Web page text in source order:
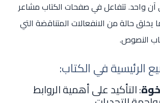
آن واحد. تتفاعل في صفحات الكتاب مشاعر
يخلق حالة من الانفعالات المتناقضة التي
النصوص.
الرئيسية في الكتاب:
: التأكيد على أهمية الروابط